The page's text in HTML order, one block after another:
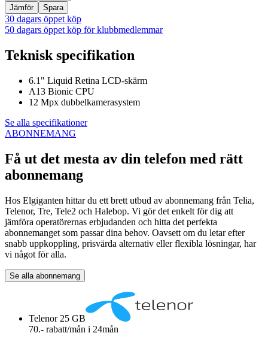
Jämför
Spara
30 dagars öppet köp
50 dagars öppet köp för klubbmedlemmar
Teknisk specifikation
6.1" Liquid Retina LCD-skärm
A13 Bionic CPU
12 Mpx dubbelkamerasystem
Se alla specifikationer
ABONNEMANG
Få ut det mesta av din telefon med rätt
abonnemang
Hos Elgiganten hittar du ett brett utbud av abonnemang från Telia,
Telenor, Tre, Tele2 och Halebop. Vi gör det enkelt för dig att
jämföra operatörernas erbjudanden och hitta det perfekta
abonnemanget som passar dina behov. Oavsett om du letar efter
snabb uppkoppling, prisvärda alternativ eller flexibla lösningar, har
vi något för alla.
Se alla abonnemang
Telenor 25 GB
70.- rabatt/mån i 24mån